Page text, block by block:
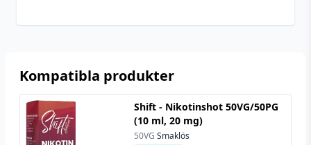
Utrymme för
nikotinshots
10 ml (1 st)
Kompatibla produkter
Shift - Nikotinshot 50VG/50PG
(10 ml, 20 mg)
50VG Smaklös